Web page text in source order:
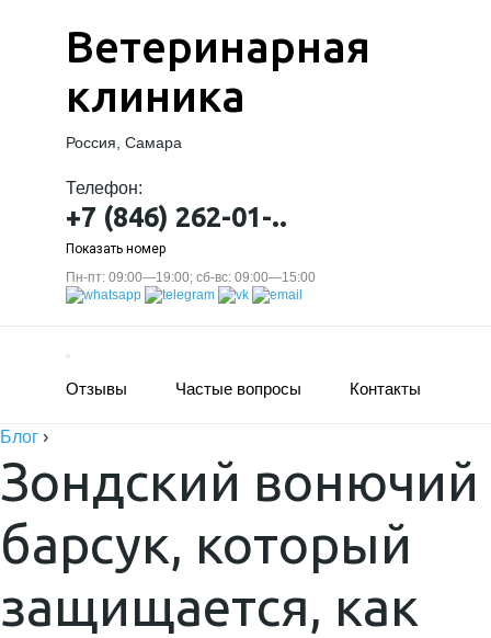
Ветеринарная
клиника
Россия, Самара
Телефон:
+7 (846) 262-01-..
Показать номер
Пн-пт: 09:00—19:00; сб-вс: 09:00—15:00
Отзывы Частые вопросы Контакты
Блог ›
Зондский вонючий
барсук, который
защищается, как